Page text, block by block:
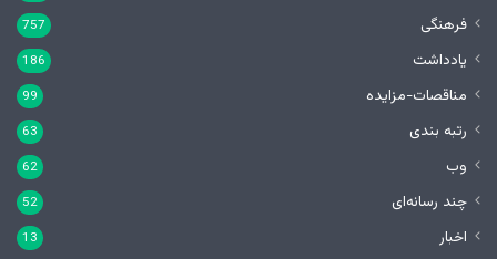
فرهنگی 757
یادداشت 186
مناقصات-مزایده 99
رتبه بندی 63
وب 62
چند رسانه‌ای 52
اخبار 13